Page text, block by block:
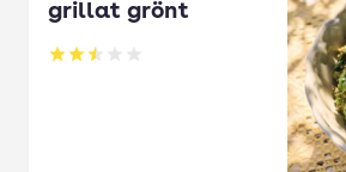
grillat grönt
Betyg: 2.5 av 5